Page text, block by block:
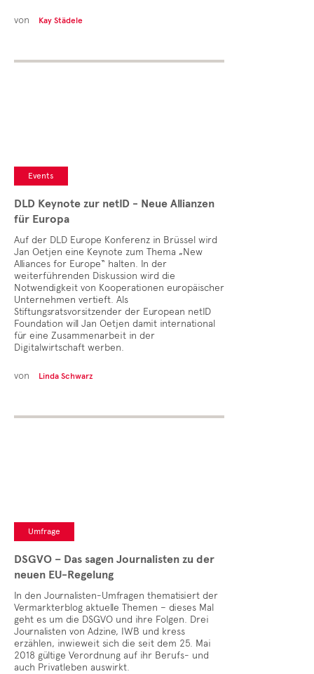
von Kay Städele
Events
DLD Keynote zur netID - Neue Allianzen
für Europa
Auf der DLD Europe Konferenz in Brüssel wird
Jan Oetjen eine Keynote zum Thema „New
Alliances for Europe“ halten. In der
weiterführenden Diskussion wird die
Notwendigkeit von Kooperationen europäischer
Unternehmen vertieft. Als
Stiftungsratsvorsitzender der European netID
Foundation will Jan Oetjen damit international
für eine Zusammenarbeit in der
Digitalwirtschaft werben.
von Linda Schwarz
Umfrage
DSGVO – Das sagen Journalisten zu der
neuen EU-Regelung
In den Journalisten-Umfragen thematisiert der
Vermarkterblog aktuelle Themen – dieses Mal
geht es um die DSGVO und ihre Folgen. Drei
Journalisten von Adzine, IWB und kress
erzählen, inwieweit sich die seit dem 25. Mai
2018 gültige Verordnung auf ihr Berufs- und
auch Privatleben auswirkt.